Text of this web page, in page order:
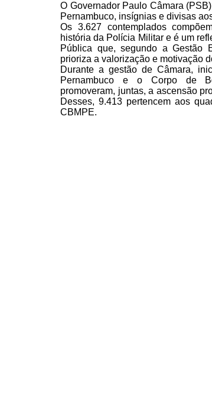
O Governador Paulo Câmara
Pernambuco, insígnias e divisas
Os 3.627contemplados
história da Polícia Militar eé um
Pública que, segundo a Gestão
prioriza a valorização e motivação
Durante a gestão de Câmara,
Pernambuco e o Corpo de
promoveram, juntas, a ascensão
Desses, 9.413 pertencem aos
CBMPE.